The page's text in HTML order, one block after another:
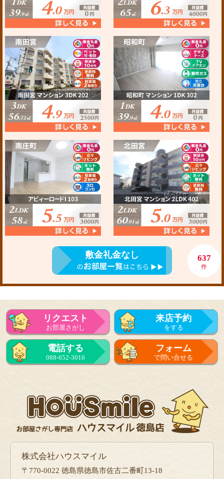
敷金礼金なし 637
件
リクエスト
お部屋さがし
来店予約
をする
電話する
088-652-3016
フォーム
で問い合せる
株式会社ハウスマイル
〒770-0022 徳島県徳島市佐古二番町13-18